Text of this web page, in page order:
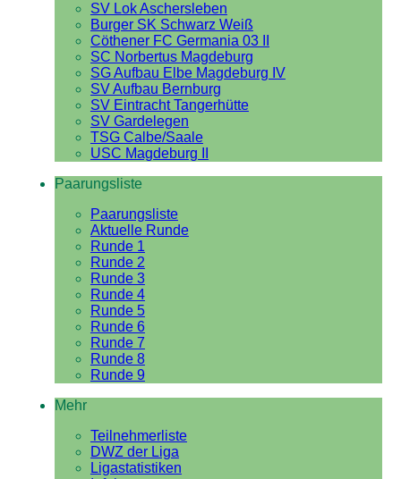
SV Lok Aschersleben
Burger SK Schwarz Weiß
Cöthener FC Germania 03 II
SC Norbertus Magdeburg
SG Aufbau Elbe Magdeburg IV
SV Aufbau Bernburg
SV Eintracht Tangerhütte
SV Gardelegen
TSG Calbe/Saale
USC Magdeburg II
Paarungsliste
Paarungsliste
Aktuelle Runde
Runde 1
Runde 2
Runde 3
Runde 4
Runde 5
Runde 6
Runde 7
Runde 8
Runde 9
Mehr
Teilnehmerliste
DWZ der Liga
Ligastatistiken